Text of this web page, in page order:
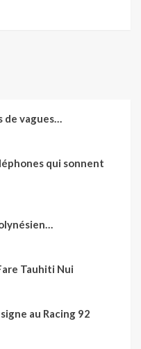
de vagues…
qui sonnent
Tauhiti Nui
au Racing 92